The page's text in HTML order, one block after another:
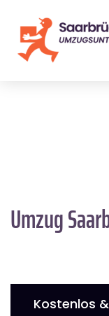
Umzug
Kostenlos